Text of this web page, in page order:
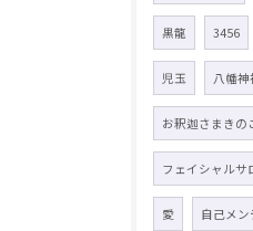
黒龍 3456
児玉 八幡神
お釈迦さまきの
フェイシャルサ
愛 自己メン